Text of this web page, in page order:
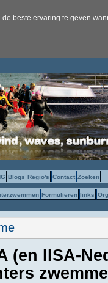
beste ervaring te geven
Blogs Regio's Contact Zoeken
Formulieren links
hier
(en IISA-